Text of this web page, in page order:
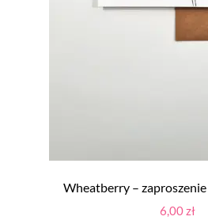
Wheatberry –
6,00zł